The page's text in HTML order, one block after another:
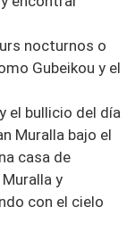
nocturnos o
Gubeikou y el
el bullicio del día
Muralla bajo el
casa de
y
con el cielo